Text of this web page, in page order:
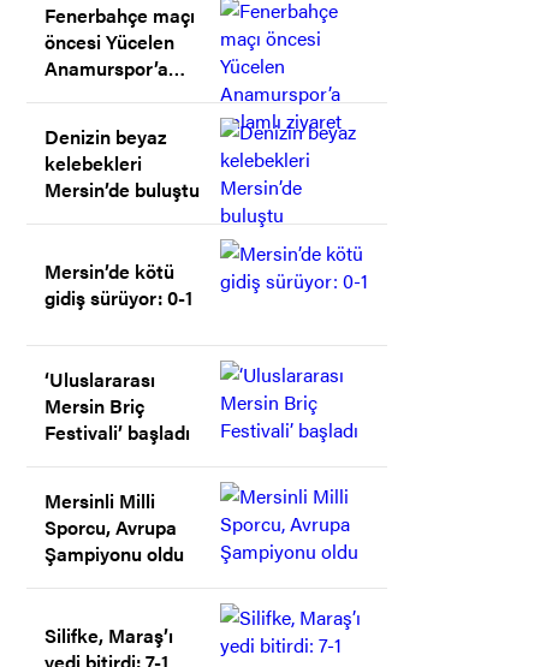
Fenerbahçe maçı
öncesi Yücelen
Anamurspor’a
Denizin beyaz
kelebekleri
Mersin’de buluştu
Mersin’de kötü
gidiş sürüyor: 0-1
‘Uluslararası
Mersin Briç
Festivali’ başladı
Mersinli Milli
Sporcu, Avrupa
Şampiyonu oldu
Silifke, Maraş’ı